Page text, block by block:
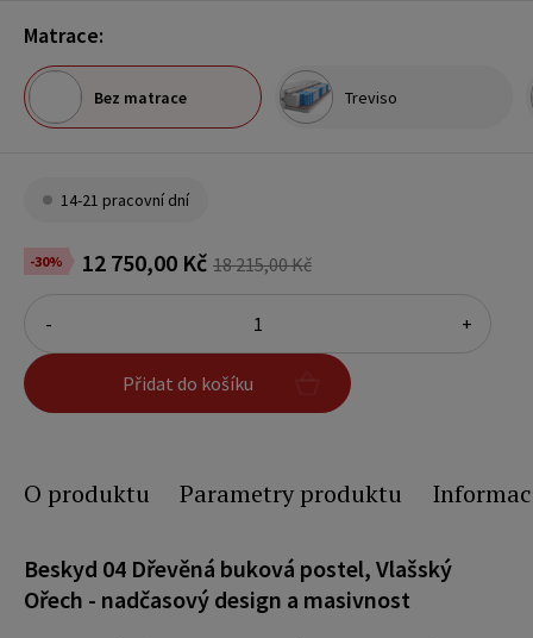
Matrace:
Bez matrace Treviso
14-21 pracovní dní
-30% 12 750,00 Kč 18 215,00 Kč
- +
Přidat do košíku
O produktu Parametry produktu
Beskyd 04 Dřevěná buková postel, Vlašský
Ořech - nadčasový design a masivnost